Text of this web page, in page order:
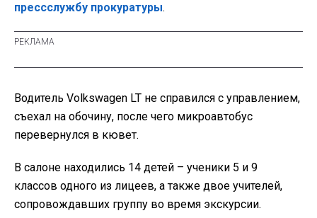
прессслужбу прокуратуры.
Водитель Volkswagen LT не справился с управлением,
съехал на обочину, после чего микроавтобус
перевернулся в кювет.
В салоне находились 14 детей – ученики 5 и 9
классов одного из лицеев, а также двое учителей,
сопровождавших группу во время экскурсии.